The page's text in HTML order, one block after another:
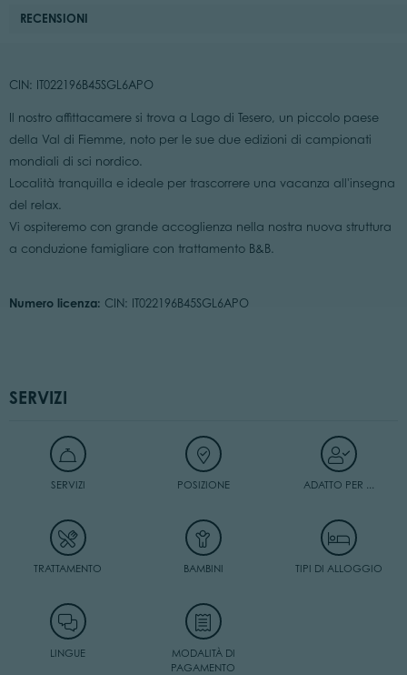
RECENSIONI
CIN: IT022196B45SGL6APO
Il nostro affittacamere si trova a Lago di Tesero, un piccolo paese
della Val di Fiemme, noto per le sue due edizioni di campionati
mondiali di sci nordico.
Località tranquilla e ideale per trascorrere una vacanza all'insegna
del relax.
Vi ospiteremo con grande accoglienza nella nostra nuova struttura
a conduzione famigliare con trattamento B&B.
Numero licenza: CIN: IT022196B45SGL6APO
SERVIZI
SERVIZI POSIZIONE ADATTO PER ...
TRATTAMENTO BAMBINI TIPI DI ALLOGGIO
LINGUE
MODALITÀ DI
PAGAMENTO